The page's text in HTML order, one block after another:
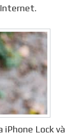
iPhone Lock và